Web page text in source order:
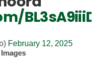
BL3sA9iiiD
February 12, 2025